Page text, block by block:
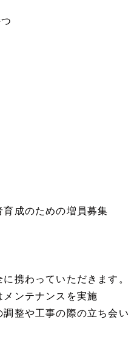
成のための増員募集
携わっていただきます。
メンテナンスを実施
整や工事の際の立ち会い